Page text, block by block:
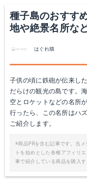
種子島のおすす
地や絶景名所な
はぐれ猫
子供の頃に鉄砲が伝来し
だらけの観光の島です。
空とロケットなどの名所
行ったら、この名所はハ
ご紹介します。
※商品PRを含む記事です。当
トを始めとした各種アフィリ
事で紹介している商品を購入